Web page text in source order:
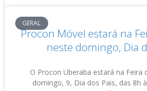
GERAL
Procon Móvel estará na
neste domingo, Dia
O Procon Uberaba estará na Feira
domingo, 9, Dia dos Pais, das 8h